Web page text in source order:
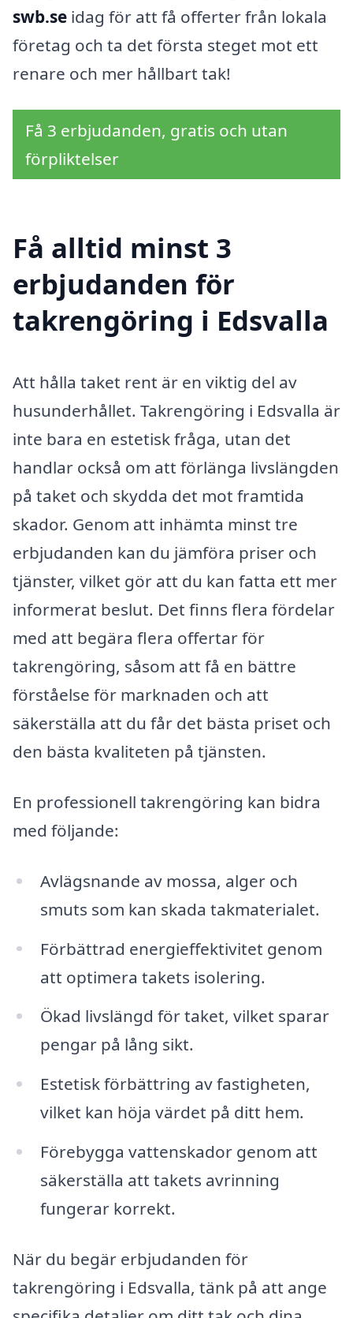
swb.se idag för att få offerter från lokala
företag och ta det första steget mot ett
renare och mer hållbart tak!
Få 3 erbjudanden, gratis och utan
förpliktelser
Få alltid minst 3
erbjudanden för
takrengöring i Edsvalla
Att hålla taket rent är en viktig del av
husunderhållet. Takrengöring i Edsvalla är
inte bara en estetisk fråga, utan det
handlar också om att förlänga livslängden
på taket och skydda det mot framtida
skador. Genom att inhämta minst tre
erbjudanden kan du jämföra priser och
tjänster, vilket gör att du kan fatta ett mer
informerat beslut. Det finns flera fördelar
med att begära flera offertar för
takrengöring, såsom att få en bättre
förståelse för marknaden och att
säkerställa att du får det bästa priset och
den bästa kvaliteten på tjänsten.
En professionell takrengöring kan bidra
med följande:
Avlägsnande av mossa, alger och
smuts som kan skada takmaterialet.
Förbättrad energieffektivitet genom
att optimera takets isolering.
Ökad livslängd för taket, vilket sparar
pengar på lång sikt.
Estetisk förbättring av fastigheten,
vilket kan höja värdet på ditt hem.
Förebygga vattenskador genom att
säkerställa att takets avrinning
fungerar korrekt.
När du begär erbjudanden för
takrengöring i Edsvalla, tänk på att ange